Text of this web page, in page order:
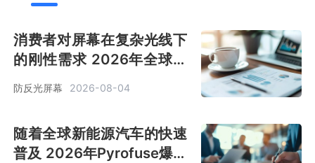
消费者对屏幕在复杂光线下
的刚性需求 2026年全球防
反光屏幕销售额约99亿美元
[图]
防反光屏幕 2026-08-04
随着全球新能源汽车的快速
普及 2026年Pyrofuse爆炸